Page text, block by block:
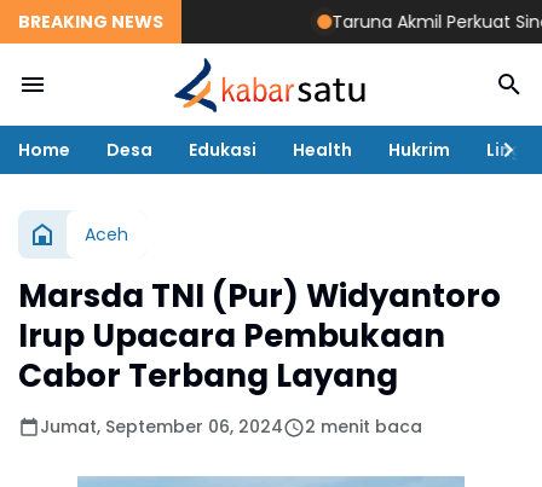
BREAKING NEWS Taruna Akmil Perkuat Sinergi
Home Desa Edukasi Health Hukrim
Aceh
Marsda TNI (Pur) Widyantoro
Irup Upacara Pembukaan
Cabor Terbang Layang
Jumat, September 06, 2024 2 menit baca